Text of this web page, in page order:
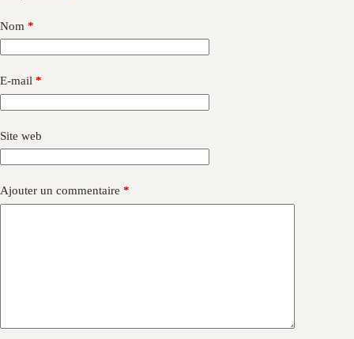
Nom *
E-mail *
Site web
Ajouter un commentaire *